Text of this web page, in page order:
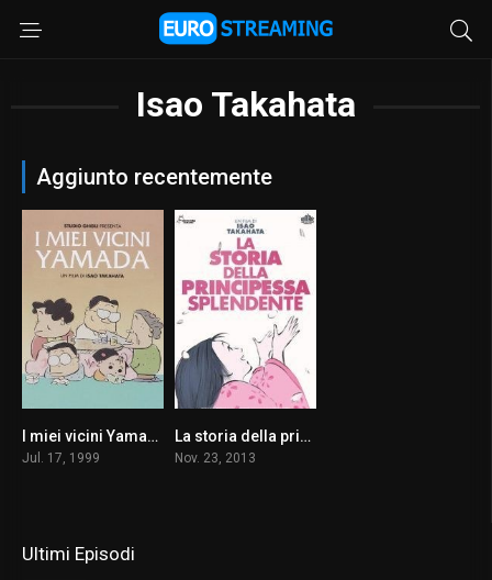
Isao Takahata
Aggiunto recentemente
7.3I miei vicini Yamada
Jul. 17, 1999
8.0La storia della principessa splendente
Nov. 23, 2013
Ultimi Episodi